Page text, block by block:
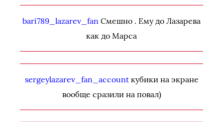
bari789_lazarev_fan Смешно . Ему до Лазарева
как до Марса
sergeylazarev_fan_accountкубики на экране
вообще сразили на повал)